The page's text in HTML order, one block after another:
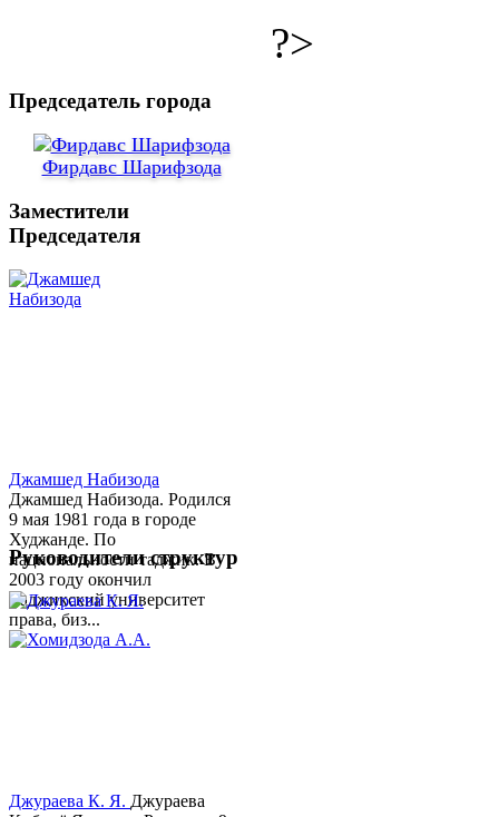
?>
Председатель города
Фирдавс Шарифзода
Заместители
Председателя
Джамшед Набизода
Джамшед Набизода. Родился
9 мая 1981 года в городе
Худжанде. По
национальности таджик. В
2003 году окончил
Таджикский университет
права, биз...
Руководители структур
Джураева К. Я. Джураева